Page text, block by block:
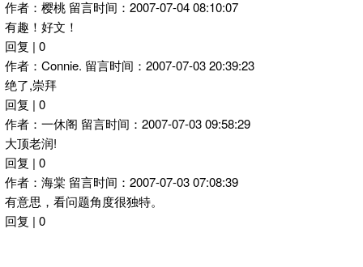
作者：樱桃 留言时间：2007-07-04 08:10:07
有趣！好文！
回复 | 0
作者：Connie. 留言时间：2007-07-03 20:39:23
绝了,崇拜
回复 | 0
作者：一休阁 留言时间：2007-07-03 09:58:29
大顶老润!
回复 | 0
作者：海棠 留言时间：2007-07-03 07:08:39
有意思，看问题角度很独特。
回复 | 0